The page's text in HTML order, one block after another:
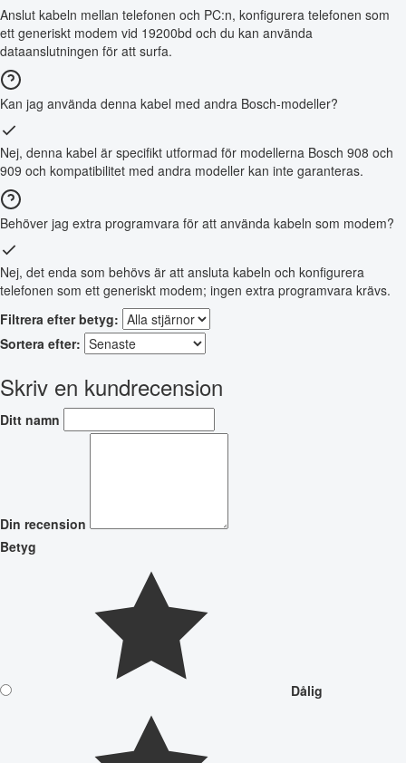
Anslut kabeln mellan telefonen och PC:n, konfigurera telefonen som
ett generiskt modem vid 19200bd och du kan använda
dataanslutningen för att surfa.
Kan jag använda denna kabel med andra Bosch-modeller?
Nej, denna kabel är specifikt utformad för modellerna Bosch 908 och
909 och kompatibilitet med andra modeller kan inte garanteras.
Behöver jag extra programvara för att använda kabeln som modem?
Nej, det enda som behövs är att ansluta kabeln och konfigurera
telefonen som ett generiskt modem; ingen extra programvara krävs.
Filtrera efter betyg:
Sortera efter:
Skriv en kundrecension
Ditt namn
Din recension
Betyg
Dålig